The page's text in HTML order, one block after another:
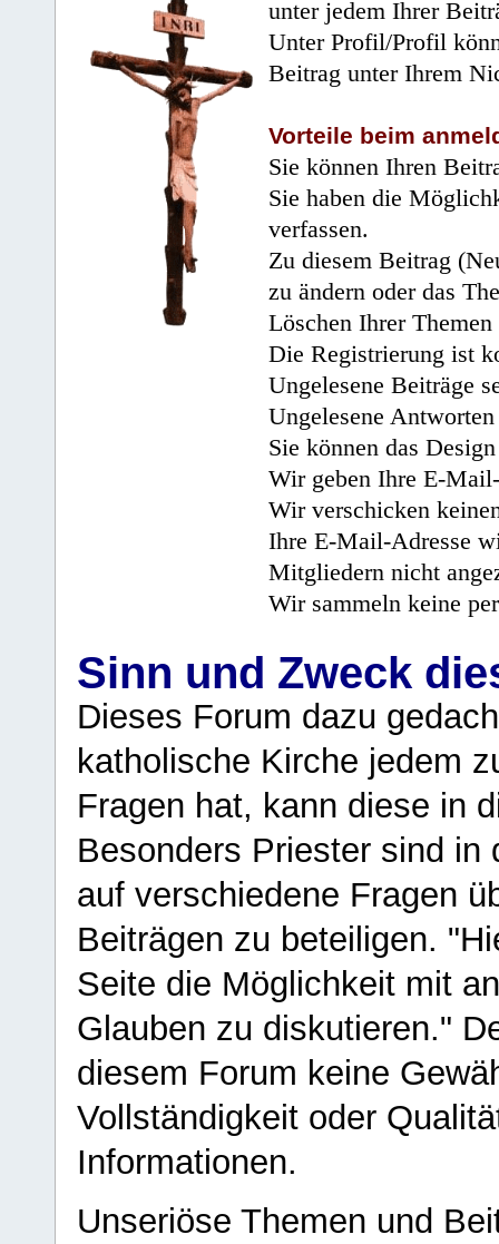
unter jedem Ihrer
Unter Profil/Profil
Beitrag unter Ihrem
Vorteile beim
Sie können Ihren
Sie haben die
verfassen.
Zu diesem Beitrag
zu ändern oder das
Löschen Ihrer
Die Registrierung ist
Ungelesene Beiträge
Ungelesene
Sie können das
Wir geben Ihre E-
Wir verschicken
Ihre E-Mail-Adresse
Mitgliedern nicht
Wir sammeln keine
Sinn und Zweck
Dieses Forum dazu
katholische Kirche jedem
Fragen hat, kann diese in
Besonders Priester sind in
auf verschiedene Fragen
Beiträgen zu beteiligen.
Seite die Möglichkeit mit
Glauben zu diskutieren."
diesem Forum keine
Vollständigkeit oder
Informationen.
Unseriöse Themen und